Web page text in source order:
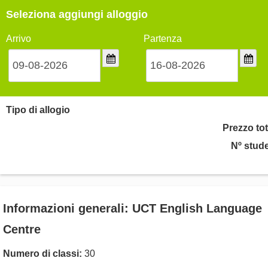
Seleziona aggiungi alloggio
Arrivo Partenza
Tipo di allogio
Prezzo
Nº
Informazioni generali: UCT English Language
Centre
Numero di classi: 30